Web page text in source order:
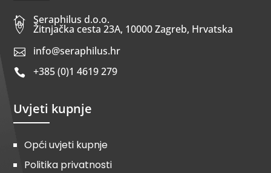
 Seraphilus d.o.o.
 Žitnjačka cesta 23A, 10000 Zagreb, Hrvatska
 info@seraphilus.hr
 +385 (0)1 4619 279
Uvjeti kupnje
Opći uvjeti kupnje
Politika privatnosti